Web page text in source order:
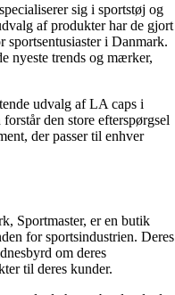
sig i sportstøj og
af produkter har de gjort
sportsentusiaster i Danmark.
nyeste trends og mærker,
udvalg af LA caps i
den store efterspørgsel
der passer til enhver
Sportmaster, er en butik
for sportsindustrien. Deres
om deres
til deres kunder.